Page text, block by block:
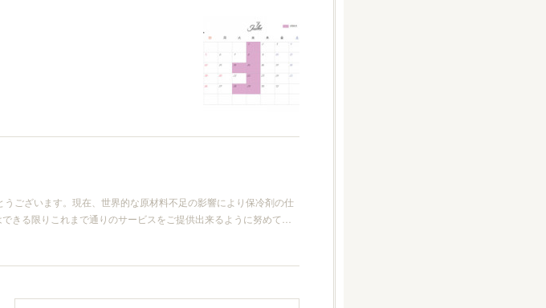
ございます。現在、世界的な原材料不足の影響により保冷剤の仕
きる限りこれまで通りのサービスをご提供出来るように努めて…